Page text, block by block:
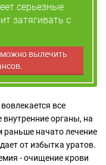
серьезные
затягивать с
можно вылечить
все
органы, на
начато лечение
от избытка уратов.
- очищение крови